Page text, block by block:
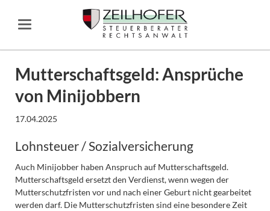
Mutterschaftsgeld: Ansprüche
von Minijobbern
17.04.2025
Lohnsteuer / Sozialversicherung
Auch Minijobber haben Anspruch auf Mutterschaftsgeld.
Mutterschaftsgeld ersetzt den Verdienst, wenn wegen der
Mutterschutzfristen vor und nach einer Geburt nicht gearbeitet
werden darf. Die Mutterschutzfristen sind eine besondere Zeit